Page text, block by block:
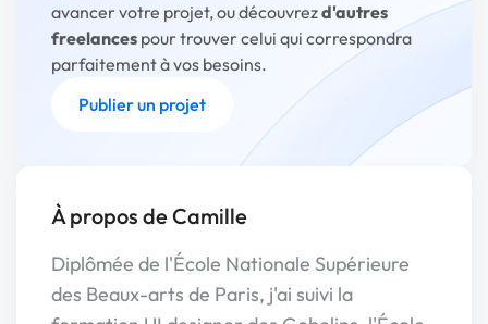
avancer votre projet, ou découvrezd'autres
freelances pour trouver celui qui correspondra
parfaitement à vos besoins.
Publier un projet
À propos de Camille
Diplômée de l'École Nationale Supérieure
des Beaux-arts de Paris, j'ai suivi la